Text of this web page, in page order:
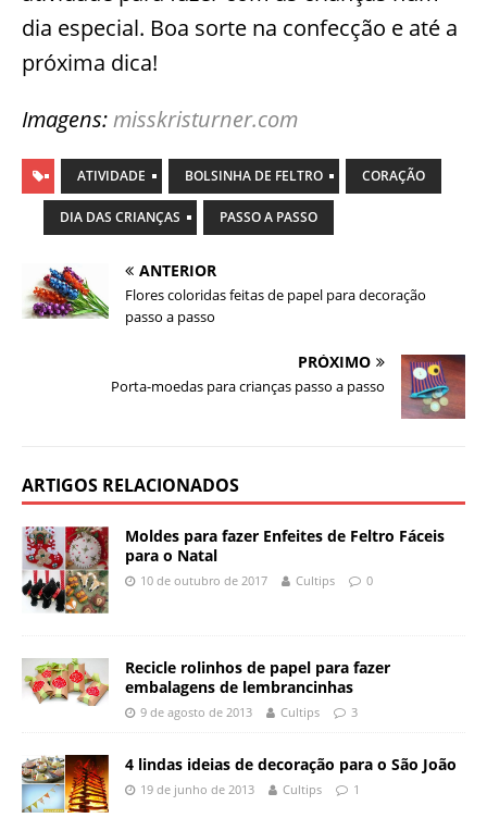
dia especial. Boa sorte na confecção e até a
próxima dica!
Imagens:misskristurner.com
ATIVIDADE BOLSINHA DE FELTRO CORAÇÃO
DIA DAS CRIANÇAS PASSO A PASSO
ANTERIOR
Flores coloridas feitas de papel para decoração
passo a passo
PRÓXIMO
Porta-moedas para crianças passo a passo
ARTIGOS RELACIONADOS
Moldes para fazer Enfeites de Feltro Fáceis
para o Natal
10 de outubro de 2017 Cultips 0
Recicle rolinhos de papel para fazer
embalagens de lembrancinhas
9 de agosto de 2013 Cultips 3
4 lindas ideias de decoração para o São João
19 de junho de 2013 Cultips 1